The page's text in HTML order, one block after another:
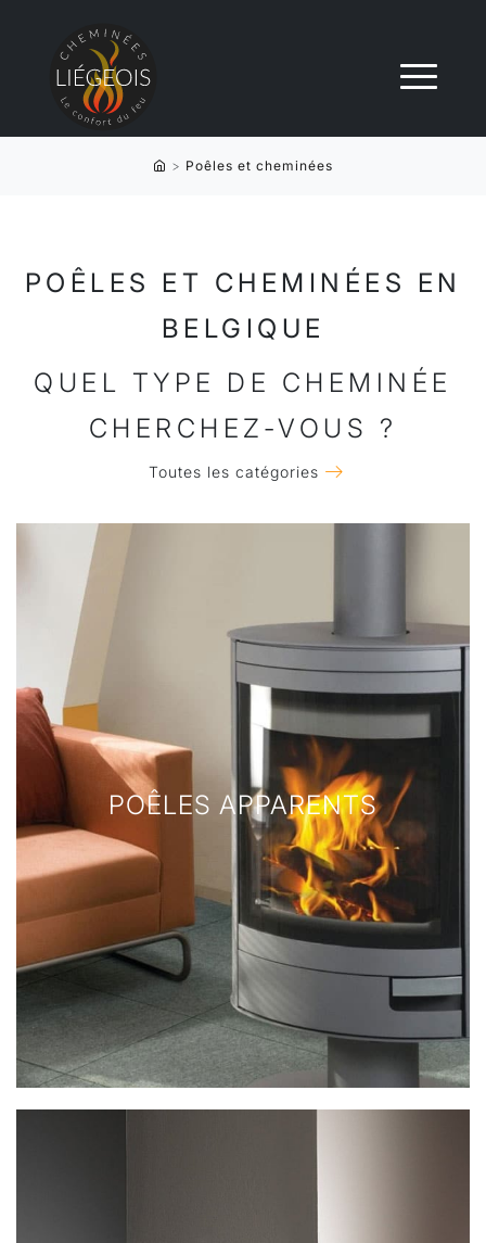
> Poêles et cheminées
POÊLES ET CHEMINÉES EN
BELGIQUE
QUEL TYPE DE CHEMINÉE
CHERCHEZ-VOUS ?
Toutes les catégories
POÊLES APPARENTS